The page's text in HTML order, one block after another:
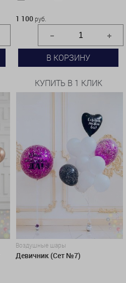
1 100 руб.
В КОРЗИНУ
КУПИТЬ В 1 КЛИК
Воздушные шары
Девичник (Сет №7)